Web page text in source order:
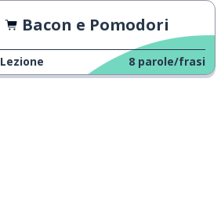
accontentare; soddisfare
adesso
Bacon e Pomodori
Lezione 8 parole/frasi